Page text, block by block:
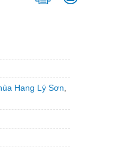
Hang Lý Sơn